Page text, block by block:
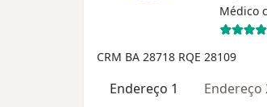
Médico
CRM BA 28718 RQE 28109
Endereço 1 Endereço